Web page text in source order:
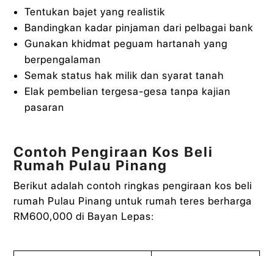
Tentukan bajet yang realistik
Bandingkan kadar pinjaman dari pelbagai bank
Gunakan khidmat peguam hartanah yang
berpengalaman
Semak status hak milik dan syarat tanah
Elak pembelian tergesa-gesa tanpa kajian
pasaran
Contoh Pengiraan Kos Beli
Rumah Pulau Pinang
Berikut adalah contoh ringkas pengiraan kos beli
rumah Pulau Pinang untuk rumah teres berharga
RM600,000 di Bayan Lepas: